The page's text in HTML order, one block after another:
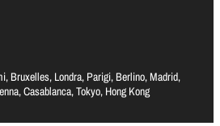
Bruxelles, Londra, Parigi, Berlino, Madrid,
Casablanca, Tokyo, Hong Kong